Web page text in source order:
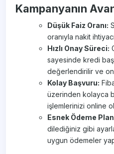
Kampanyanın
Düşük Faiz Oranı:
oranıyla nakit
Hızlı Onay Süreci:
sayesinde kredi
değerlendirilir ve
Kolay Başvuru:
üzerinden kolayca
işlemlerinizi online
Esnek Ödeme
dilediğiniz gibi
uygun ödemeler